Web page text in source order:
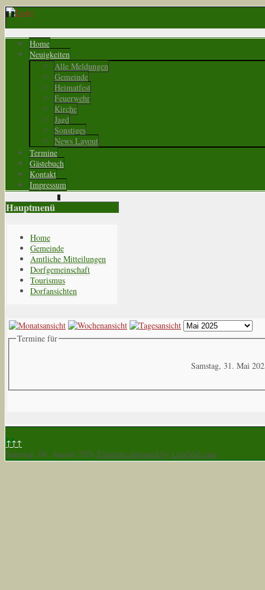
Home
Neuigkeiten
Alle Meldungen
Gemeinde
Heimatfest
Feuerwehr
Kirche
Jagd
Sonstiges
News Layout
Termine
Gästebuch
Kontakt
Impressum
Hauptmenü
Home
Gemeinde
Amtliche Mitteilungen
Dorfgemeinschaft
Tourismus
Dorfansichten
Termine für
Samstag, 31. Mai
↑↑↑
Samstag, 08. August 2026 Template designed by LernVid.com